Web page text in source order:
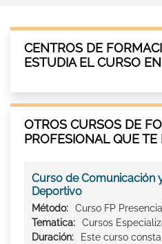
CENTROS DE
ESTUDIA EL CURSO
OTROS CURSOS DE
PROFESIONAL QUE
Curso de Comunicación
Deportivo
Método:
Curso FP
Tematica:
Cursos
Duración:
Este curso